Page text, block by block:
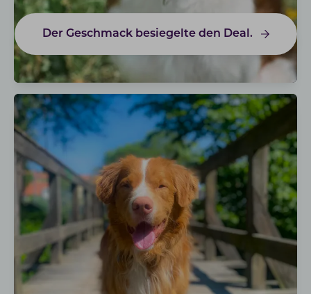
Der Geschmack besiegelte den Deal.